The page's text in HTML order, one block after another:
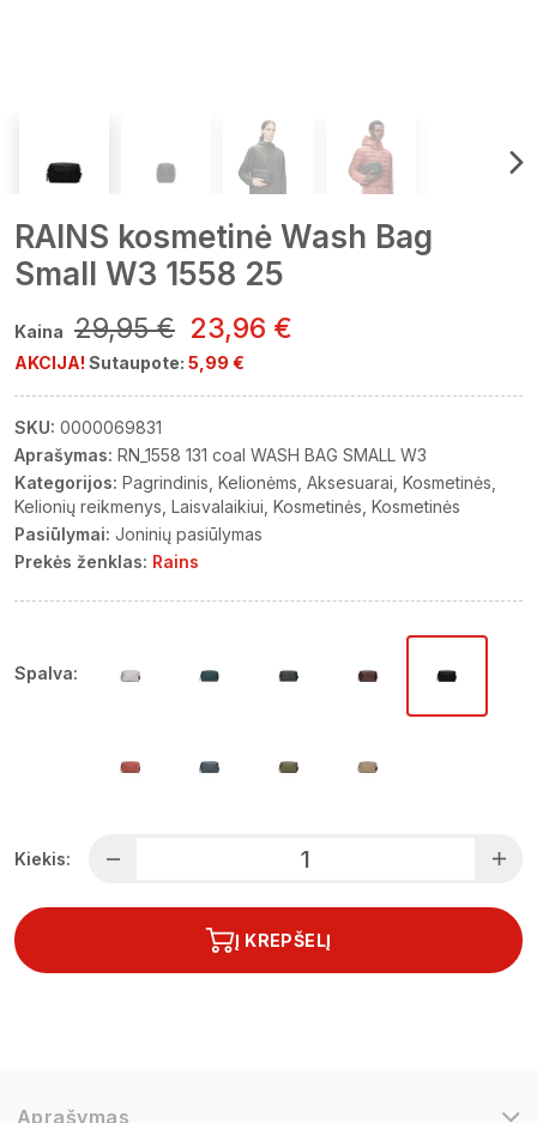
RAINS kosmetinė Wash Bag
Small W3 1558 25
Kaina 29,95 € 23,96 €
AKCIJA! Sutaupote: 5,99 €
SKU: 0000069831
Aprašymas: RN_1558 131 coal WASH BAG SMALL W3
Kategorijos: Pagrindinis Kelionėms Aksesuarai Kosmetinės
Kelionių reikmenys Laisvalaikiui Kosmetinės Kosmetinės
Pasiūlymai: Joninių pasiūlymas
Prekės ženklas: Rains
Spalva:
Kiekis:
Į KREPŠELĮ
Aprašymas